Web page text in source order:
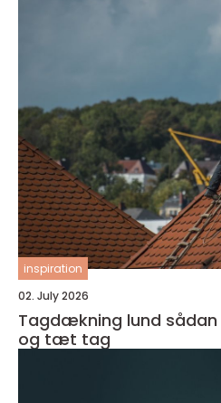
inspiration
02. July 2026
Tagdækning lund sådan får du et holdbart
og tæt tag